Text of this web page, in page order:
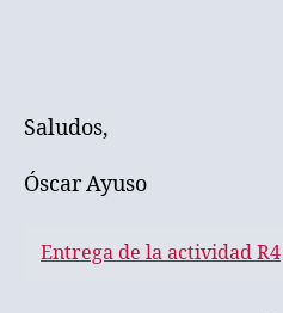
Saludos,
Óscar Ayuso
Entrega de la actividad R4